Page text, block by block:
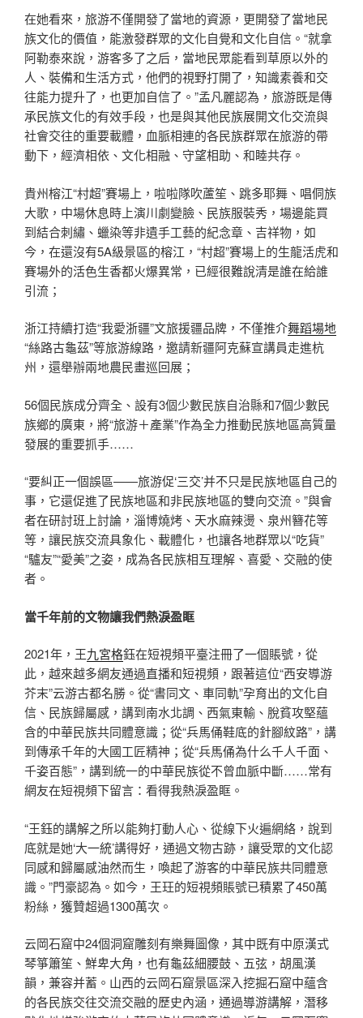
在她看來，旅游不僅開發了當地的資源，更開發了當地民
族文化的價值，能激發群眾的文化自覺和文化自信。“就拿
阿勒泰來說，游客多了之后，當地民眾能看到草原以外的
人、裝備和生活方式，他們的視野打開了，知識素養和交
往能力提升了，也更加自信了。”孟凡麗認為，旅游既是傳
承民族文化的有效手段，也是與其他民族展開文化交流與
社會交往的重要載體，血脈相連的各民族群眾在旅游的帶
動下，經濟相依、文化相融、守望相助、和睦共存。
貴州榕江“村超”賽場上，啦啦隊吹蘆笙、跳多耶舞、唱侗族
大歌，中場休息時上演川劇變臉、民族服裝秀，場邊能買
到結合刺繡、蠟染等非遺手工藝的紀念章、吉祥物，如
今，在還沒有5A級景區的榕江，“村超”賽場上的生龍活虎和
賽場外的活色生香都火爆異常，已經很難說清是誰在給誰
引流；
浙江持續打造“我愛浙疆”文旅援疆品牌，不僅推介舞蹈場地
“絲路古龜茲”等旅游線路，邀請新疆阿克蘇宣講員走進杭
州，還舉辦兩地農民畫巡回展；
56個民族成分齊全、設有3個少數民族自治縣和7個少數民
族鄉的廣東，將“旅游＋產業”作為全力推動民族地區高質量
發展的重要抓手……
“要糾正一個誤區——旅游促‘三交’并不只是民族地區自己的
事，它還促進了民族地區和非民族地區的雙向交流。”與會
者在研討班上討論，淄博燒烤、天水麻辣燙、泉州簪花等
等，讓民族交流具象化、載體化，也讓各地群眾以“吃貨”
“驢友”“愛美”之姿，成為各民族相互理解、喜愛、交融的使
者。
當千年前的文物讓我們熱淚盈眶
2021年，王九宮格鈺在短視頻平臺注冊了一個賬號，從
此，越來越多網友通過直播和短視頻，跟著這位“西安導游
芥末”云游古都名勝。從“書同文、車同軌”孕育出的文化自
信、民族歸屬感，講到南水北調、西氣東輸、脫貧攻堅蘊
含的中華民族共同體意識；從“兵馬俑鞋底的針腳紋路”，講
到傳承千年的大國工匠精神；從“兵馬俑為什么千人千面、
千姿百態”，講到統一的中華民族從不曾血脈中斷……常有
網友在短視頻下留言：看得我熱淚盈眶。
“王鈺的講解之所以能夠打動人心、從線下火遍網絡，說到
底就是她‘大一統’講得好，通過文物古跡，讓受眾的文化認
同感和歸屬感油然而生，喚起了游客的中華民族共同體意
識。”門豪認為。如今，王玨的短視頻賬號已積累了450萬
粉絲，獲贊超過1300萬次。
云岡石窟中24個洞窟雕刻有樂舞圖像，其中既有中原漢式
琴箏簫笙、鮮卑大角，也有龜茲細腰鼓、五弦，胡風漢
韻，兼容并蓄。山西的云岡石窟景區深入挖掘石窟中蘊含
的各民族交往交流交融的歷史內涵，通過導游講解，潛移